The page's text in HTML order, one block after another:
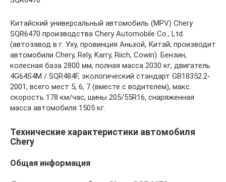
Китайский универсальный автомобиль (MPV) Chery
SQR6470 производства Chery Automobile Co., Ltd.
(автозавод в г. Уху, провинция Аньхой, Китай; производит
автомобили Chery, Rely, Karry, Riich, Cowin). Бензин,
колесная база 2800 мм, полная масса 2030 кг, двигатель
4G64S4M / SQR484F, экологический стандарт GB18352.2-
2001, всего мест 5, 6, 7 (вместе с водителем), макс.
скорость 178 км/час, шины 205/55R16, снаряженная
масса автомобиля 1505 кг.
Технические характеристики автомобиля
Chery
Общая информация